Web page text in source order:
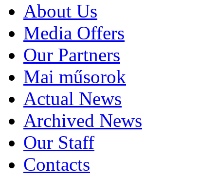
About Us
Media Offers
Our Partners
Mai műsorok
Actual News
Archived News
Our Staff
Contacts